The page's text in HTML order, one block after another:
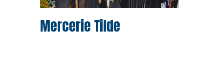
Mercerie Tilde